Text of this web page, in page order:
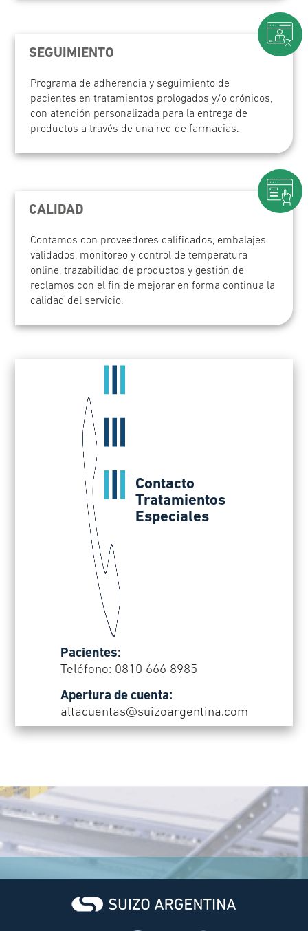
SEGUIMIENTO
Programa de adherencia y seguimiento de
pacientes en tratamientos prologados y/o crónicos,
con atención personalizada para la entrega de
productos a través de una red de farmacias.
CALIDAD
Contamos con proveedores calificados, embalajes
validados, monitoreo y control de temperatura
online, trazabilidad de productos y gestión de
reclamos con el fin de mejorar en forma continua la
calidad del servicio.
Contacto
Tratamientos
Especiales
Pacientes:
Teléfono: 0810 666 8985
Apertura de cuenta:
altacuentas@suizoargentina.com